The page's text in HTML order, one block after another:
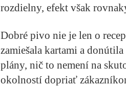
rozdielny, efekt však
Dobré pivo nie je len o
zamiešala kartami a
plány, nič to nemení na
okolností dopriať